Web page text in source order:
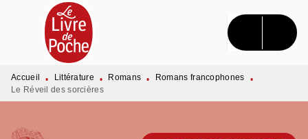
MENU RECHERCHE CONTENU
PIED DE PAGE
Accueil • Littérature • Romans • Romans francophones
•
Le Réveil des sorcières